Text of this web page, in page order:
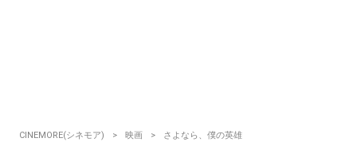
CINEMORE(シネモア) 映画
さよなら、僕の英雄